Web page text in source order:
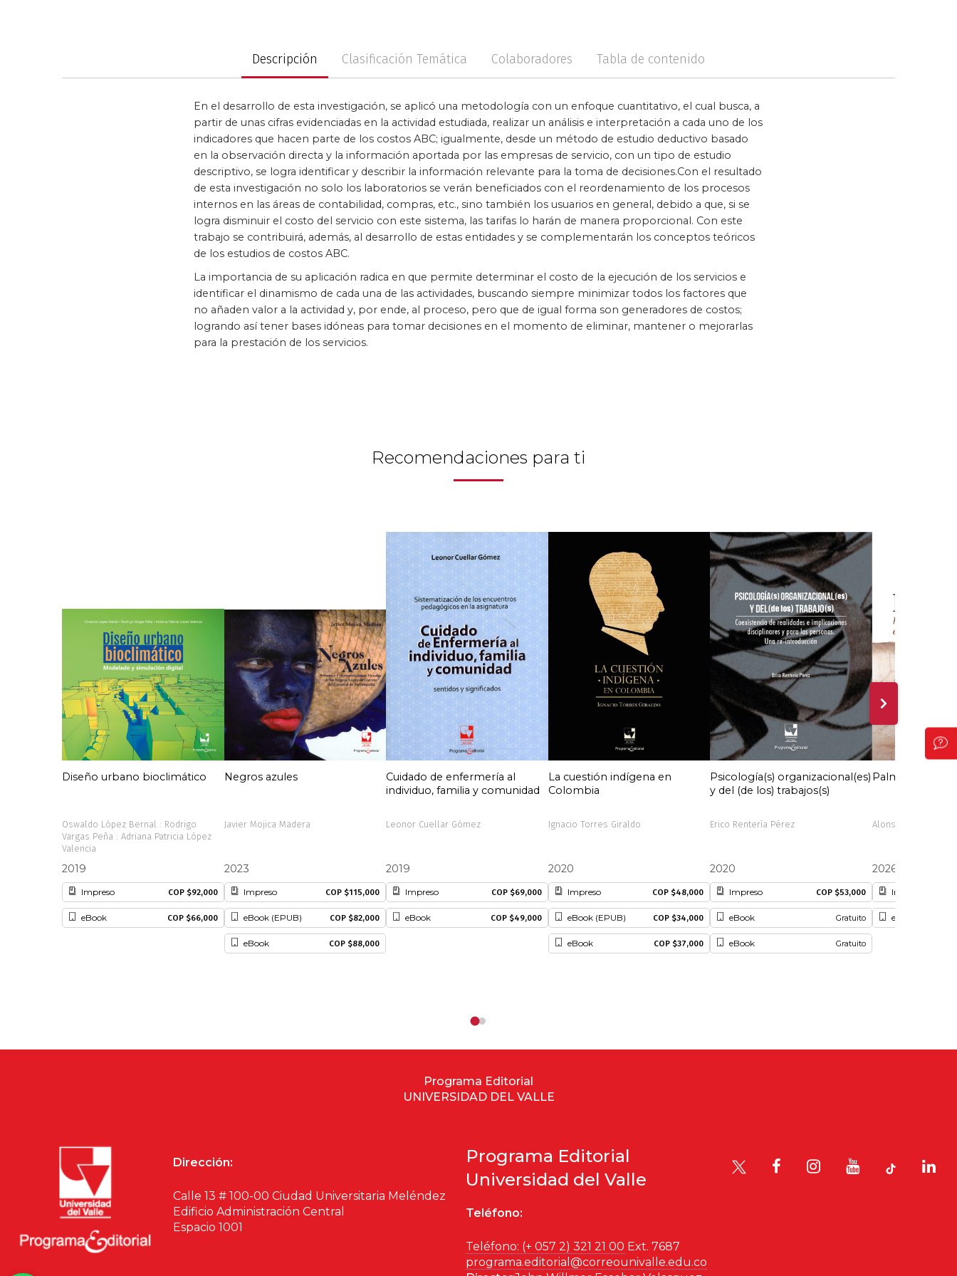
Descripción
En el desarrollo de esta investigación, se aplicó una metodología con un enfoque cuantitativo, el cual busca, a
partir de unas cifras evidenciadas en la actividad estudiada, realizar un análisis e interpretación a cada uno de los
indicadores que hacen parte de los costos ABC; igualmente, desde un método de estudio deductivo basado
en la observación directa y la información aportada por las empresas de servicio, con un tipo de estudio
descriptivo, se logra identificar y describir la información relevante para la toma de decisiones.Con el resultado
de esta investigación no solo los laboratorios se verán beneficiados con el reordenamiento de los procesos
internos en las áreas de contabilidad, compras, etc., sino también los usuarios en general, debido a que, si se
logra disminuir el costo del servicio con este sistema, las tarifas lo harán de manera proporcional. Con este
trabajo se contribuirá, además, al desarrollo de estas entidades y se complementarán los conceptos teóricos
de los estudios de costos ABC.
La importancia de su aplicación radica en que permite determinar el costo de la ejecución de los servicios e
identificar el dinamismo de cada una de las actividades, buscando siempre minimizar todos los factores que
no añaden valor a la actividad y, por ende, al proceso, pero que de igual forma son generadores de costos;
logrando así tener bases idóneas para tomar decisiones en el momento de eliminar, mantener o mejorarlas
para la prestación de los servicios.
Clasificación Temática Colaboradores Tabla de contenido
Recomendaciones para ti
Diseño urbano bioclimático
Oswaldo López Bernal : Rodrigo
Vargas Peña : Adriana Patricia López
Valencia
2019
Impreso COP $92,000
eBook COP $66,000
Negros azules
Javier Mojica Madera
2023
Impreso COP $115,000
eBook (EPUB) COP $82,000
eBook COP $88,000
Cuidado de enfermería al
individuo, familia y comunidad
Leonor Cuellar Gómez
2019
Impreso COP $69,000
eBook COP $49,000
La cuestión indígena en
Colombia
Ignacio Torres Giraldo
2020
Impreso COP $48,000
eBook (EPUB) COP $34,000
eBook COP $37,000
Psicología(s) organizacional(es)
y del (de los) trabajos(s)
Erico Rentería Pérez
2020
Impreso COP $53,000
eBook Gratuito
eBook Gratuito
Palmira
Alonso Valencia
2026
Impreso
eBook (EPUB)
Programa Editorial
UNIVERSIDAD DEL VALLE
Dirección:
Calle 13 # 100-00 Ciudad Universitaria Meléndez
Edificio Administración Central
Espacio 1001
Programa Editorial
Universidad del Valle
Teléfono:
Teléfono: (+ 057 2) 321 21 00 Ext. 7687
programa.editorial@correounivalle.edu.co